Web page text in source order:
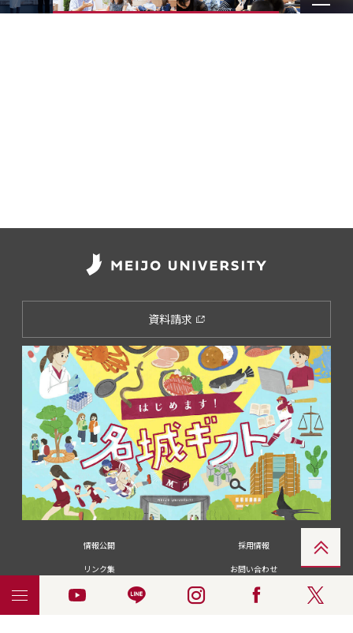
資料請求
情報公開
採用情報
リンク集
お問い合わせ
メディアの皆さま
卒業生の皆さま